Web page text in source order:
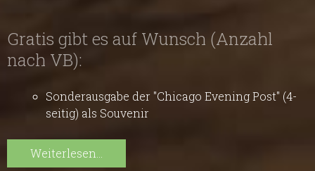
Gratis gibt es auf Wunsch (Anzahl
nach VB):
Sonderausgabe der "Chicago Evening Post" (4-
seitig) als Souvenir
Weiterlesen...